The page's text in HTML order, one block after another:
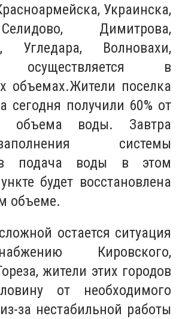
Украинска,
Димитрова,
Угледара, Волновахи,
осуществляется в
объемах.Жители поселка
сегодня получили 60% от
объема воды. Завтра
системы
подача воды в этом
будет восстановлена
объеме.
остается ситуация
Кировского,
жители этих городов
от необходимого
за нестабильной работы